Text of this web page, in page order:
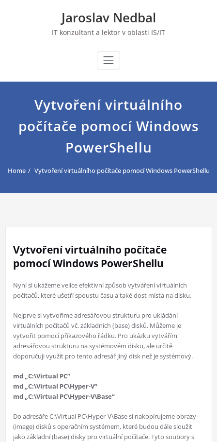
Jaroslav Nedbal
IT konzultant a lektor v oblasti IS/IT
Vytvoření virtuálního
počítače pomocí Windows
PowerShellu
Home Vytvoření virtuálního počítače pomocí Windows PowerShellu
Vytvoření virtuálního počítače
pomocí Windows PowerShellu
Nyní si ukážeme velice efektivní způsob vytváření virtuálních
počítačů, které ušetří spoustu času a také dost místa na disku.
Nejprve si vytvoříme adresářovou strukturu pro ukládání
virtuálních počítačů vč. základních (base) disků. Můžeme je
vytvořit pomocí příkazového řádku. Pro ukázku vytvářím
adresářovou strukturu na systémovém disku, ale určitě
doporučuji využít pro tento adresář jiný disk než je systémový.
md „C:\Virtual PC“
md „C:\Virtual PC\Hyper-V“
md „C:\Virtual PC\Hyper-V\Base“
Do adresáře C:\Virtual PC\Hyper-V\Base si nakopírujeme obrazy
(image) disků s operačním systémem, které budou dále sloužit
jako základní (base) disky pro virtuální počítače. Tyto soubory s